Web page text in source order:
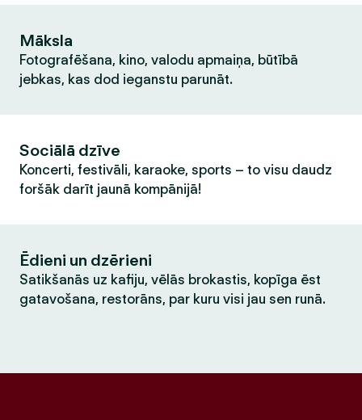
Māksla
Fotografēšana, kino, valodu apmaiņa, būtībā
jebkas, kas dod ieganstu parunāt.
Sociālā dzīve
Koncerti, festivāli, karaoke, sports – to visu daudz
foršāk darīt jaunā kompānijā!
Ēdieni un dzērieni
Satikšanās uz kafiju, vēlās brokastis, kopīga ēst
gatavošana, restorāns, par kuru visi jau sen runā.